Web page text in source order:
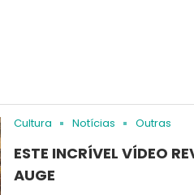
Cultura Notícias Outras
ESTE INCRÍVEL VÍDEO
AUGE